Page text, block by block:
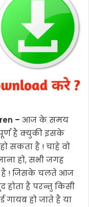
– आज के समय
है क्युकी इसके
सकता है ! चाहे वो
हो, सभी जगह
है ! जिसके चलते आज
है परन्तु किसी
हो जाते है या